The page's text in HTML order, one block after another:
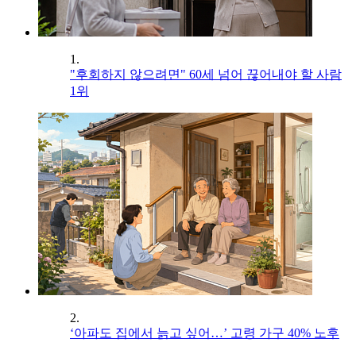
1.
"후회하지 않으려면" 60세 넘어 끊어내야 할 사람
1위
2.
‘아파도 집에서 늙고 싶어…’ 고령 가구 40% 노후